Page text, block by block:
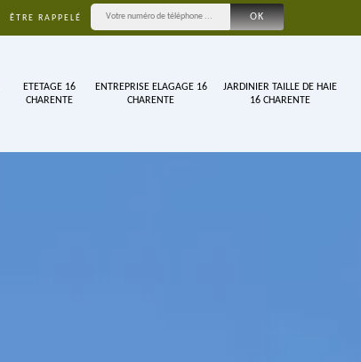
ÊTRE RAPPELÉ
ETETAGE 16
CHARENTE
ENTREPRISE ELAGAGE 16
CHARENTE
JARDINIER TAILLE DE HAIE
16 CHARENTE